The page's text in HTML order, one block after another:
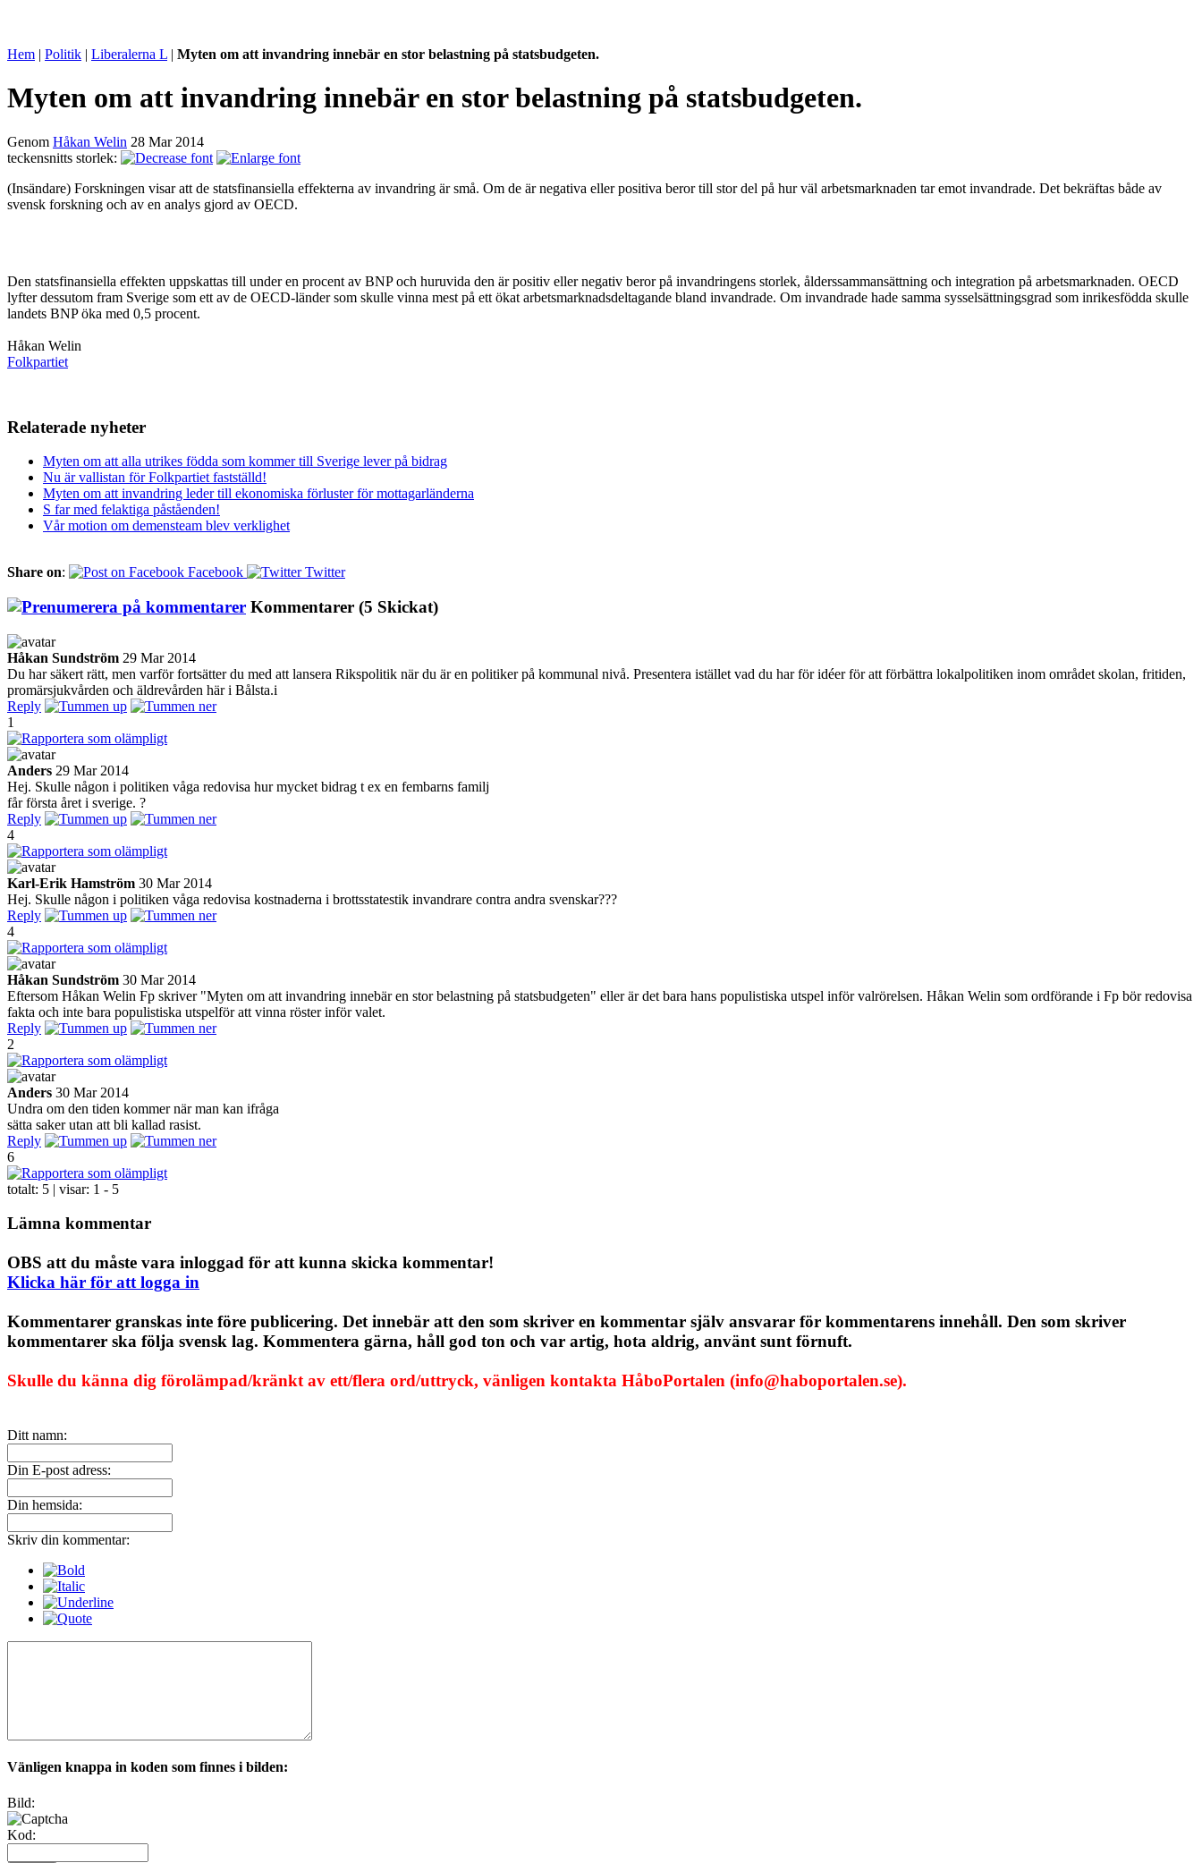
Hem | Politik | Liberalerna L | Myten om att invandring innebär en stor belastning på statsbudgeten.
Myten om att invandring innebär en stor belastning på statsbudgeten.
Genom Håkan Welin 28 Mar 2014
teckensnitts storlek:
(Insändare) Forskningen visar att de statsfinansiella effekterna av invandring är små. Om de är negativa eller positiva beror till stor del på hur väl arbetsmarknaden tar emot invandrade. Det bekräftas både av
svensk forskning och av en analys gjord av OECD.
Den statsfinansiella effekten uppskattas till under en procent av BNP och huruvida den är positiv eller negativ beror på invandringens storlek, ålderssammansättning och integration på arbetsmarknaden. OECD
lyfter dessutom fram Sverige som ett av de OECD-länder som skulle vinna mest på ett ökat arbetsmarknadsdeltagande bland invandrade. Om invandrade hade samma sysselsättningsgrad som inrikesfödda skulle
landets BNP öka med 0,5 procent.
Håkan Welin
Folkpartiet
Relaterade nyheter
Myten om att alla utrikes födda som kommer till Sverige lever på bidrag
Nu är vallistan för Folkpartiet fastställd!
Myten om att invandring leder till ekonomiska förluster för mottagarländerna
S far med felaktiga påståenden!
Vår motion om demensteam blev verklighet
Share on: Facebook Twitter
Kommentarer (5 Skickat)
Håkan Sundström 29 Mar 2014
Du har säkert rätt, men varför fortsätter du med att lansera Rikspolitik när du är en politiker på kommunal nivå. Presentera istället vad du har för idéer för att förbättra lokalpolitiken inom området skolan, fritiden,
promärsjukvården och äldrevården här i Bålsta.i
Reply
1
Anders 29 Mar 2014
Hej. Skulle någon i politiken våga redovisa hur mycket bidrag t ex en fembarns familj
får första året i sverige. ?
Reply
4
Karl-Erik Hamström 30 Mar 2014
Hej. Skulle någon i politiken våga redovisa kostnaderna i brottsstatestik invandrare contra andra svenskar???
Reply
4
Håkan Sundström 30 Mar 2014
Eftersom Håkan Welin Fp skriver "Myten om att invandring innebär en stor belastning på statsbudgeten" eller är det bara hans populistiska utspel inför valrörelsen. Håkan Welin som ordförande i Fp bör redovisa
fakta och inte bara populistiska utspelför att vinna röster inför valet.
Reply
2
Anders 30 Mar 2014
Undra om den tiden kommer när man kan ifråga
sätta saker utan att bli kallad rasist.
Reply
6
totalt: 5 | visar: 1 - 5
Lämna kommentar
OBS att du måste vara inloggad för att kunna skicka kommentar!
Klicka här för att logga in
Kommentarer granskas inte före publicering. Det innebär att den som skriver en kommentar själv ansvarar för kommentarens innehåll. Den som skriver
kommentarer ska följa svensk lag. Kommentera gärna, håll god ton och var artig, hota aldrig, använt sunt förnuft.
Skulle du känna dig förolämpad/kränkt av ett/flera ord/uttryck, vänligen kontakta HåboPortalen (info@haboportalen.se).
Ditt namn:
Din E-post adress:
Din hemsida:
Skriv din kommentar:
Vänligen knappa in koden som finnes i bilden:
Bild:
Kod: